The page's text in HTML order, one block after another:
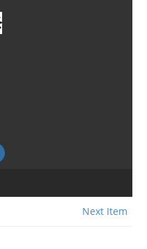
Next Item →